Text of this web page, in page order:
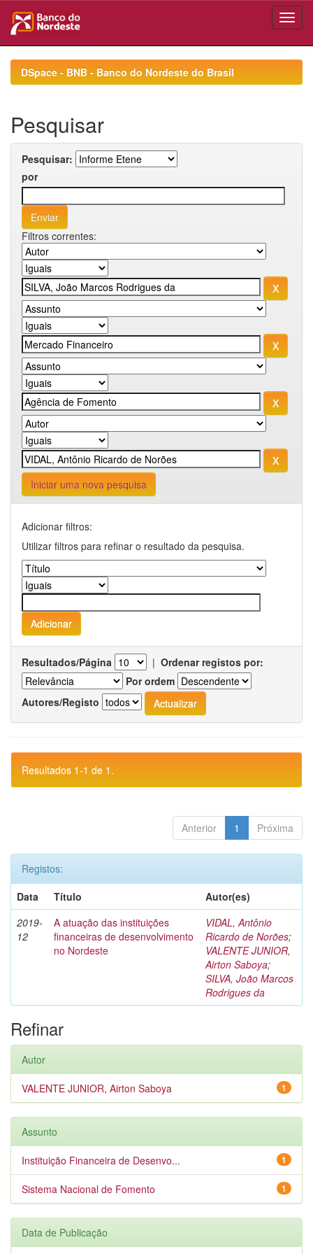
navigationDSpace - BNB - Banco do Nordeste do Brasil
Pesquisar
Pesquisar:
por
Filtros correntes:
Iniciar uma nova pesquisa
Adicionar filtros:
Utilizar filtros para refinar o resultado da pesquisa.
Resultados/Página | Ordenar registos por:
Por ordem
Autores/Registo
Resultados 1-1 de 1.
Anterior 1 Próxima
Registos:
Data
Título
Autor(es)
2019-
12
A atuação das instituições
financeiras de desenvolvimento
no Nordeste
VIDAL, Antônio
Ricardo de Norões;
VALENTE JUNIOR,
Airton Saboya;
SILVA, João Marcos
Rodrigues da
Refinar
Autor
1
VALENTE JUNIOR, Airton Saboya
Assunto
1
Instituição Financeira de Desenvo...
1
Sistema Nacional de Fomento
Data de Publicação